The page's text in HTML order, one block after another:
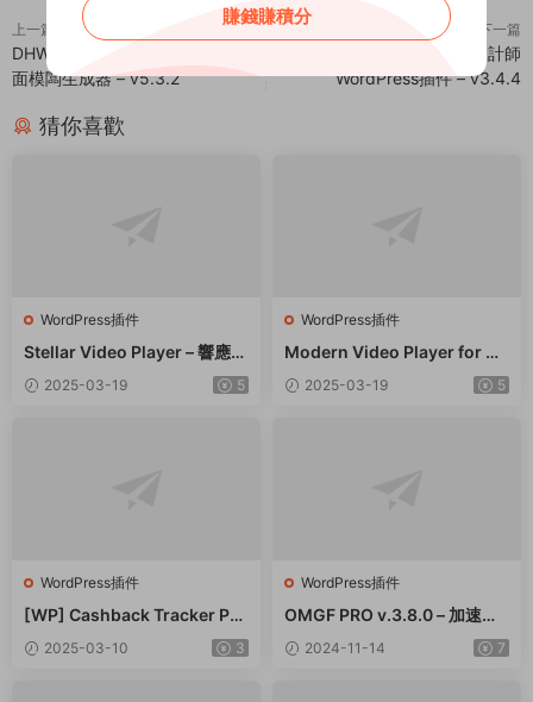
上一篇
DHWCPage – WooCommerce頁
面模闆生成器 – v5.3.2
下一篇
Blog Designer PRO 博客設計師
WordPress插件 – v3.4.4
猜你喜歡
WordPress插件
Stellar Video Player – 響應式
視頻播放器WordPress插件 –
v2.9
2025-03-19 5
WordPress插件
Modern Video Player for W
ordPress – 功能強大的視頻和
音頻播放器 – v10.21
2025-03-19 5
WordPress插件
[WP] Cashback Tracker Pro
v2.6.4 退款追蹤器插件下載
2025-03-10 3
WordPress插件
OMGF PRO v.3.8.0 – 加速谷
歌字體本地化GDPR優化 破解
版插件下載
2024-11-14 7
賺錢賺積分